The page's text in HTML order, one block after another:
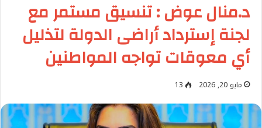
د.منال عوض : تنسيق مستمر مع
لجنة إسترداد أراضى الدولة لتذليل
أي معوقات تواجه المواطنين
مايو 20, 2026 13